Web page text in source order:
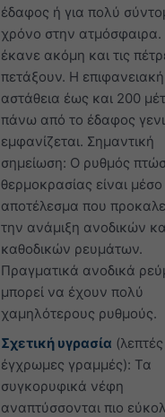
έδαφος ή για πολύ
χρόνο στην
έκανε ακόμη και τις
πετάξουν. Η επιφανειακή
αστάθεια έως και 200
πάνω από το έδαφος
εμφανίζεται. Σημαντική
σημείωση: Ο ρυθμός
θερμοκρασίας είναι μέσο
αποτέλεσμα που
την ανάμιξη ανοδικών
καθοδικών ρευμάτων.
Πραγματικά ανοδικά
μπορεί να έχουν πολύ
χαμηλότερους ρυθμούς.
Σχετική υγρασία (λεπτές
έγχρωμες γραμμές): Τα
συγκορυφικά νέφη
αναπτύσσονται πιο